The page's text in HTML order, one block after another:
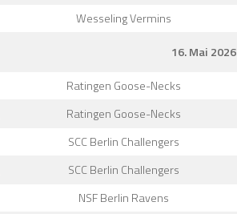
Wesseling Vermins
16. Mai 2026
Ratingen Goose-Necks
Ratingen Goose-Necks
SCC Berlin Challengers
SCC Berlin Challengers
NSF Berlin Ravens